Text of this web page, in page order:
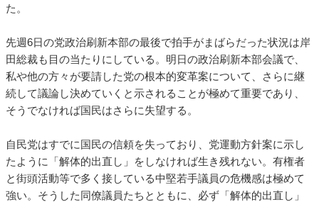
た。
先週6日の党政治刷新本部の最後で拍手がまばらだった状況は岸
田総裁も目の当たりにしている。明日の政治刷新本部会議で、
私や他の方々が要請した党の根本的変革案について、さらに継
続して議論し決めていくと示されることが極めて重要であり、
そうでなければ国民はさらに失望する。
自民党はすでに国民の信頼を失っており、党運動方針案に示し
たように「解体的出直し」をしなければ生き残れない。有権者
と街頭活動等で多く接している中堅若手議員の危機感は極めて
強い。そうした同僚議員たちとともに、必ず「解体的出直し」